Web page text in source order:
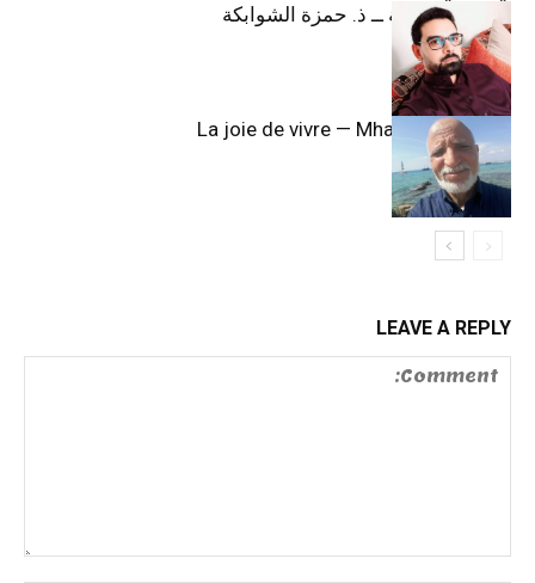
اَلْقِربة الْمثقوبة ــ ذ. حمزة الشوابكة
La joie de vivre — Mhamdi Abdallah
LEAVE A REPLY